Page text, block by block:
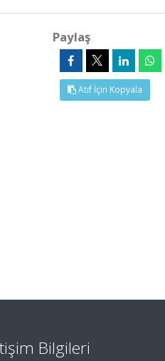
Paylaş
Atıf İçin Kopyala
Bilgileri